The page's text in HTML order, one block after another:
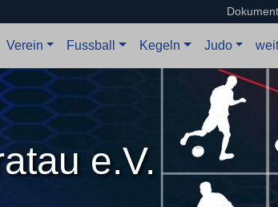
Verein Fussball Kegeln Judo
e.V.